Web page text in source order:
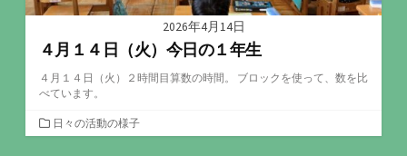
2026年4月14日
４月１４日（火）今日の１年生
４月１４日（火）２時間目算数の時間。 ブロックを使って、数を比
べています。
カ
テ
日々の活動の様子